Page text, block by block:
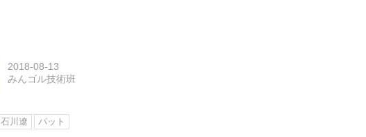
2018-08-13
みんゴル技術班
石川遼 パット